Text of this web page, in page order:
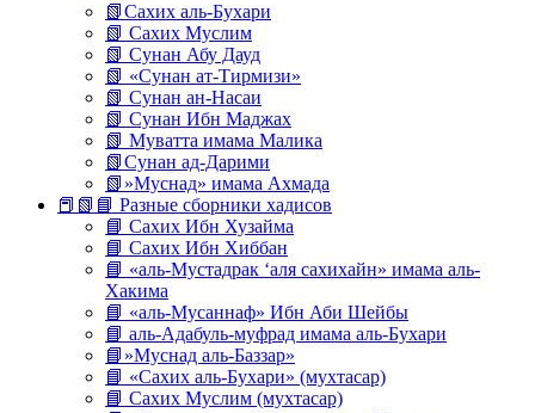
📗Сахих аль-Бухари
📗 Сахих Муслим
📗 Сунан Абу Дауд
📗 «Сунан ат-Тирмизи»
📗 Сунан ан-Насаи
📗 Сунан Ибн Маджах
📗 Муватта имама Малика
📗Сунан ад-Дарими
📗»Муснад» имама Ахмада
📕📗📘 Разные сборники хадисов
📘 Сахих Ибн Хузайма
📘 Сахих Ибн Хиббан
📘 «аль-Мустадрак ‘аля сахихайн» имама аль-
Хакима
📘 «аль-Мусаннаф» Ибн Аби Шейбы
📘 аль-Адабуль-муфрад имама аль-Бухари
📘»Муснад аль-Баззар»
📘 «Сахих аль-Бухари» (мухтасар)
📘 Сахих Муслим (мухтасар)